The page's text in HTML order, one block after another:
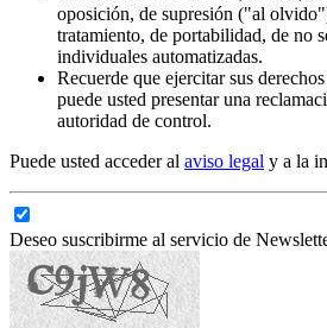
oposición, de supresión ("al
tratamiento, de portabilidad, de no
individuales automatizadas.
Recuerde que ejercitar sus
puede usted presentar una
autoridad de control.
Puede usted acceder al aviso legal y a la
Deseo suscribirme al servicio de